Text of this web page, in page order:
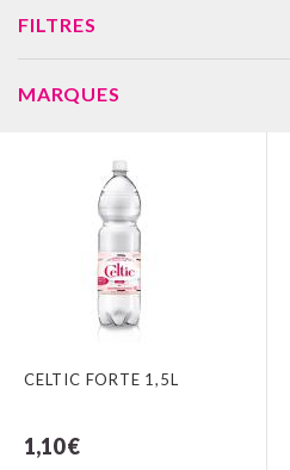
FILTRES
MARQUES
CELTIC FORTE 1,5L
1,10 €